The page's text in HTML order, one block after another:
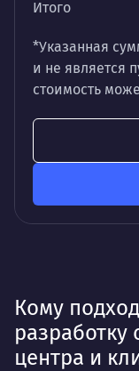
Итого
*Указанная
и не является
стоимость
Кому
разработку
центра и